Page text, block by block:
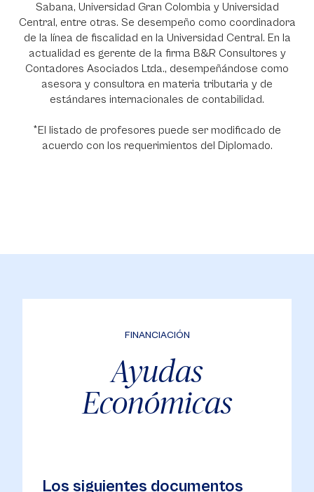
Sabana, Universidad Gran Colombia y Universidad
Central, entre otras. Se desempeño como coordinadora
de la línea de fiscalidad en la Universidad Central. En la
actualidad es gerente de la firma B&R Consultores y
Contadores Asociados Ltda., desempeñándose como
asesora y consultora en materia tributaria y de
estándares internacionales de contabilidad.
*El listado de profesores puede ser modificado de
acuerdo con los requerimientos del Diplomado.
FINANCIACIÓN
Ayudas
Económicas
Los siguientes documentos